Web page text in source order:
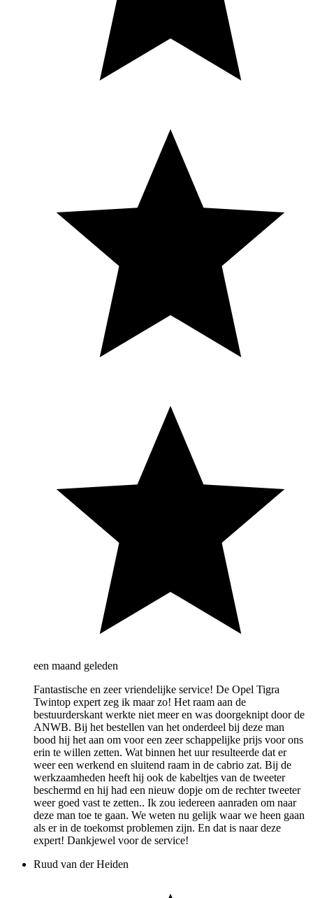
een maand geleden
Fantastische en zeer vriendelijke service! De Opel Tigra
Twintop expert zeg ik maar zo! Het raam aan de
bestuurderskant werkte niet meer en was doorgeknipt door de
ANWB. Bij het bestellen van het onderdeel bij deze man
bood hij het aan om voor een zeer schappelijke prijs voor ons
erin te willen zetten. Wat binnen het uur resulteerde dat er
weer een werkend en sluitend raam in de cabrio zat. Bij de
werkzaamheden heeft hij ook de kabeltjes van de tweeter
beschermd en hij had een nieuw dopje om de rechter tweeter
weer goed vast te zetten.. Ik zou iedereen aanraden om naar
deze man toe te gaan. We weten nu gelijk waar we heen gaan
als er in de toekomst problemen zijn. En dat is naar deze
expert! Dankjewel voor de service!
Ruud van der Heiden